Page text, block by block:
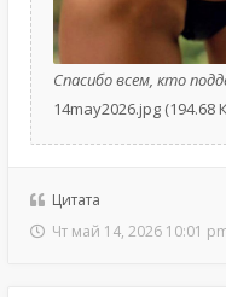
Спасибо всем, кто
14may2026.jpg (194.68
Цитата
Чт май 14, 2026 10:01